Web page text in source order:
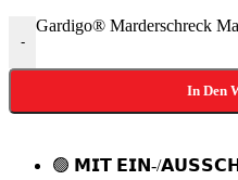
-
Gardigo® Marderschreck
In Den
🟢 𝗠𝗜𝗧 𝗘𝗜𝗡-/